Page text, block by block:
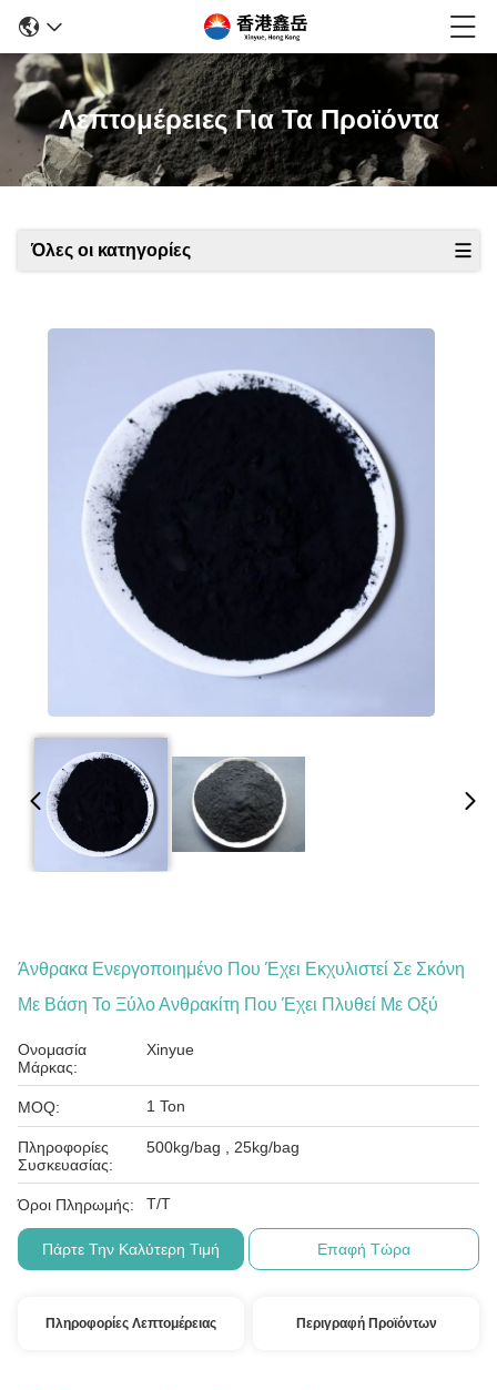
Λεπτομέρειες Για Τα Προϊόντα
Όλες οι κατηγορίες
Άνθρακα Ενεργοποιημένο Που Έχει Εκχυλιστεί Σε Σκόνη
Με Βάση Το Ξύλο Ανθρακίτη Που Έχει Πλυθεί Με Οξύ
Ονομασία
Μάρκας:
Xinyue
MOQ: 1 Ton
Πληροφορίες
Συσκευασίας:
500kg/bag , 25kg/bag
Όροι Πληρωμής: T/T
Πάρτε Την Καλύτερη Τιμή Επαφή Τώρα
Πληροφορίες Λεπτομέρειας Περιγραφή Προϊόντων